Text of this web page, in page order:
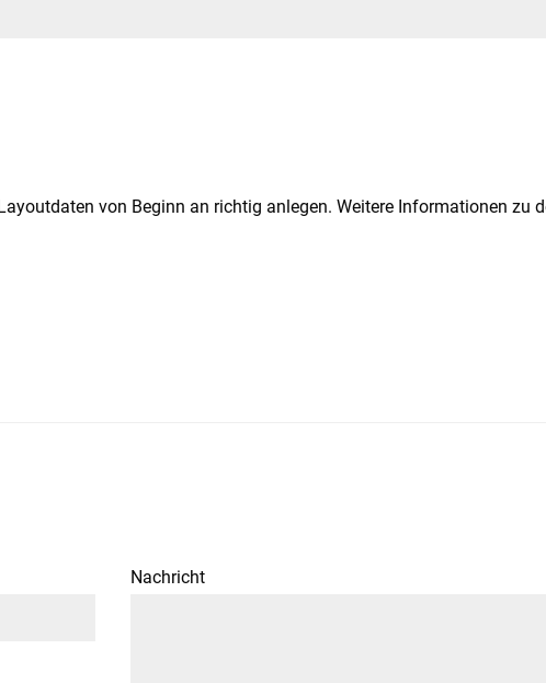
von Beginn an richtig anlegen. Weitere Informationen zu
Nachricht